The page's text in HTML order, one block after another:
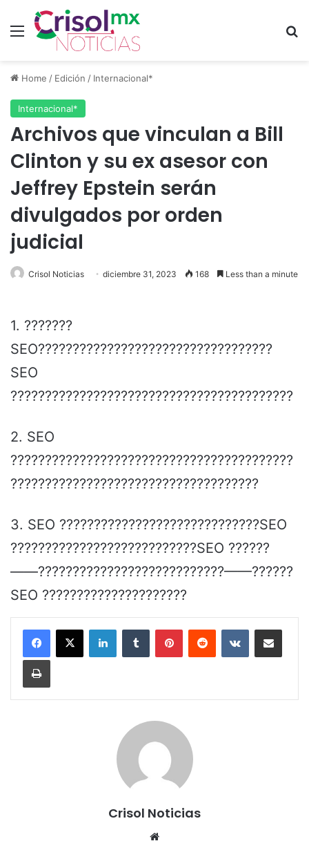
Menu
Home / Edición / Internacional*
Internacional*
Archivos que vinculan a Bill
Clinton y su ex asesor con
Jeffrey Epstein serán
divulgados por orden
judicial
Crisol Noticias diciembre 31, 2023 168 Less than a minute
1. ???????
SEO??????????????????????????????????
SEO
?????????????????????????????????????????
2. SEO
?????????????????????????????????????????
????????????????????????????????????
3. SEO ?????????????????????????????SEO
???????????????????????????SEO ??????
——???????????????????????????——??????
SEO ?????????????????????
Crisol Noticias